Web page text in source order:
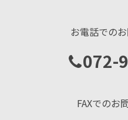
お電話での
072-
FAXでのお